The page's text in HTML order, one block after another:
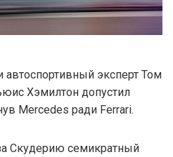
эксперт Том
Хэмилтон допустил
Mercedes ради Ferrari.
Скудерию семикратный